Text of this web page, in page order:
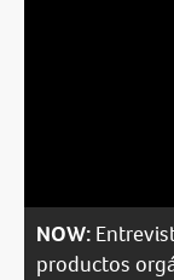
NOW:
productos